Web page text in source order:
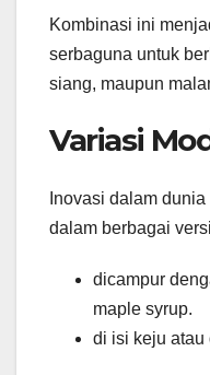
Kombinasi ini
serbaguna untuk
siang, maupun
Variasi
Inovasi dalam
dalam berbagai
dicampur
maple syrup.
di isi keju atau